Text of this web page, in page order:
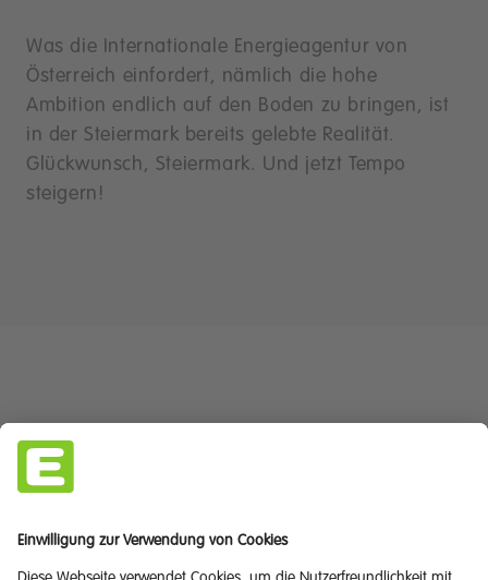
Was die Internationale Energieagentur von
Österreich einfordert, nämlich die hohe
Ambition endlich auf den Boden zu bringen, ist
in der Steiermark bereits gelebte Realität.
Glückwunsch, Steiermark. Und jetzt Tempo
steigern!